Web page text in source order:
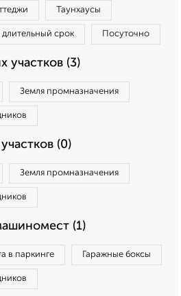
Таунхаусы
длительный срок Посуточно
участков (3)
Земля промназначения
(0)
Земля промназначения
(1)
в паркинге Гаражные боксы